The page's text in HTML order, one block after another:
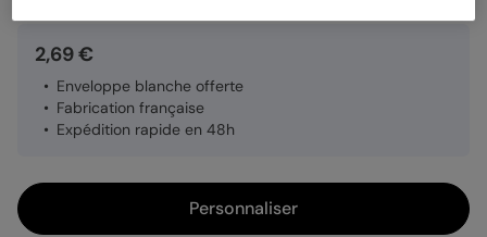
2,69 €
Enveloppe blanche offerte
Fabrication française
Expédition rapide en 48h
Personnaliser